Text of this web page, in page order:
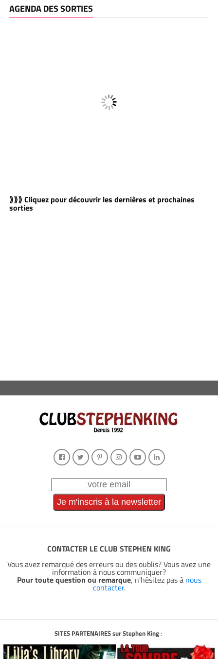
AGENDA DES SORTIES
⟫⟫⟫ Cliquez pour découvrir les dernières et prochaines
sorties
CONTACTER LE CLUB STEPHEN KING
Vous avez remarqué des erreurs ou des oublis? Vous avez une
information à nous communiquer?
Pour toute question ou remarque, n'hésitez pas à nous
contacter.
SITES PARTENAIRES sur Stephen King: